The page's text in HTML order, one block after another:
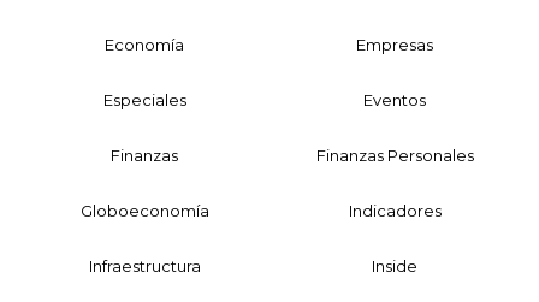
Economía Empresas
Especiales Eventos
Finanzas Finanzas Personales
Globoeconomía Indicadores
Infraestructura Inside